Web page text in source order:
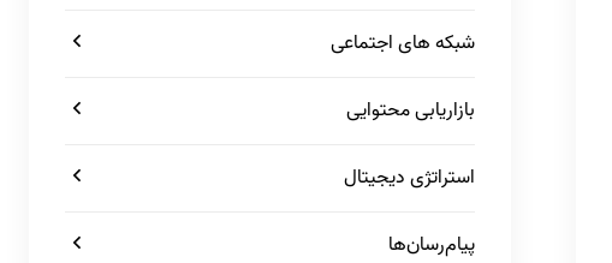
شبکه های اجتماعی
بازاریابی محتوایی
استراتژی دیجیتال
پیام‌رسان‌ها